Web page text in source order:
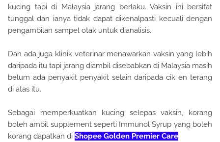
kucing tapi di Malaysia jarang berlaku. Vaksin ini bersifat
tunggal dan ianya tidak dapat dikenalpasti kecuali dengan
pengambilan sampel otak untuk dianalisis.
Dan ada juga klinik veterinar menawarkan vaksin yang lebih
daripada itu tapi jarang diambil disebabkan di Malaysia masih
belum ada penyakit penyakit selain daripada cik en terang
di atas itu.
Sebagai memperkuatkan kucing selepas vaksin, korang
boleh ambil supplement seperti Immunol Syrup yang boleh
korang dapatkan di Shopee Golden Premier Care